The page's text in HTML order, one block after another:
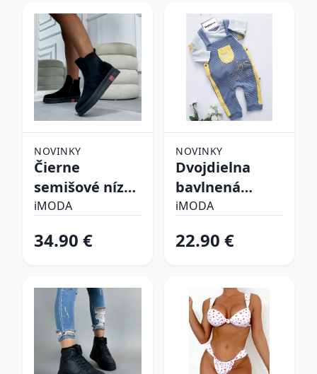
NOVINKY
Čierne
semišové nízke
čižmy
iMODA
34.90 €
NOVINKY
Dvojdielna
bavlnená
súprava
iMODA
22.90 €